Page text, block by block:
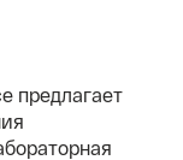
предлагает